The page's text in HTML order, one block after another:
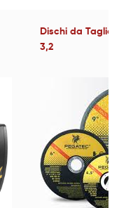
Dischi da Taglio
3,2